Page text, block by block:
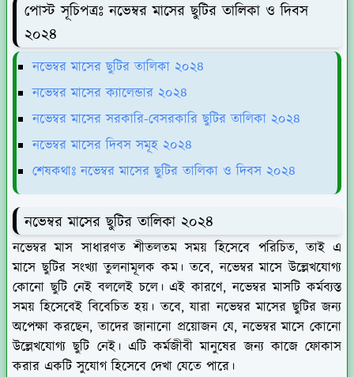
পোস্ট সূচিপত্রঃ নভেম্বর মাসের ছুটির তালিকা ও দিবস
২০২৪
নভেম্বর মাসের ছুটির তালিকা ২০২৪
নভেম্বর মাসের ক্যালেন্ডার ২০২৪
নভেম্বর মাসের সরকারি-বেসরকারি ছুটির তালিকা ২০২৪
নভেম্বর মাসের দিবস সমূহ ২০২৪
শেষকথাঃ নভেম্বর মাসের ছুটির তালিকা ও দিবস ২০২৪
নভেম্বর মাসের ছুটির তালিকা ২০২৪
নভেম্বর মাস সাধারণত শীতলতম সময় হিসেবে পরিচিত, তাই এ
মাসে ছুটির সংখ্যা তুলনামূলক কম। তবে, নভেম্বর মাসে উল্লেখযোগ্য
কোনো ছুটি নেই বললেই চলে। এই কারণে, নভেম্বর মাসটি কর্মব্যস্ত
সময় হিসেবেই বিবেচিত হয়। তবে, যারা নভেম্বর মাসের ছুটির জন্য
অপেক্ষা করছেন, তাদের জানানো প্রয়োজন যে, নভেম্বর মাসে কোনো
উল্লেখযোগ্য ছুটি নেই। এটি কর্মজীবী মানুষের জন্য কাজে ফোকাস
করার একটি সুযোগ হিসেবে দেখা যেতে পারে।